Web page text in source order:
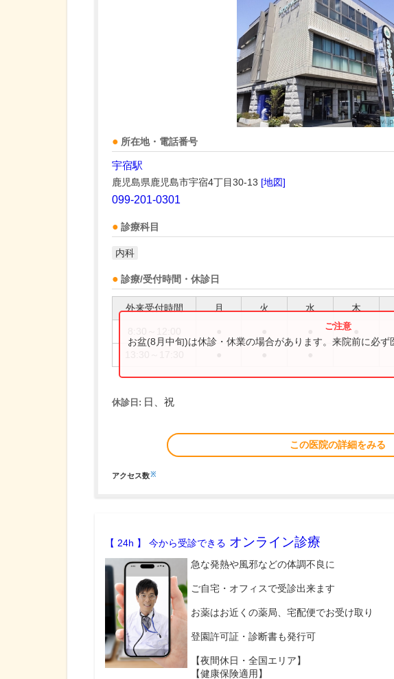
所在地・電話番号
宇宿駅
鹿児島県鹿児島市宇宿4丁目30-13 [地図]
099-201-0301
診療科目
内科
診療/受付時間・休診日
外来受付時間 月 火 水 木
お盆(8月中旬)は休診・休業の場合があります。来院前に必ず
休診日: 日、祝
この医院の詳細をみる
アクセス数※
【 24h 】 今から受診できる オンライン診療
急な発熱や風邪などの体調不良に
ご自宅・オフィスで受診出来ます
お薬はお近くの薬局、宅配便でお受け取り
登園許可証・診断書も発行可
【夜間休日・全国エリア】
【健康保険適用】